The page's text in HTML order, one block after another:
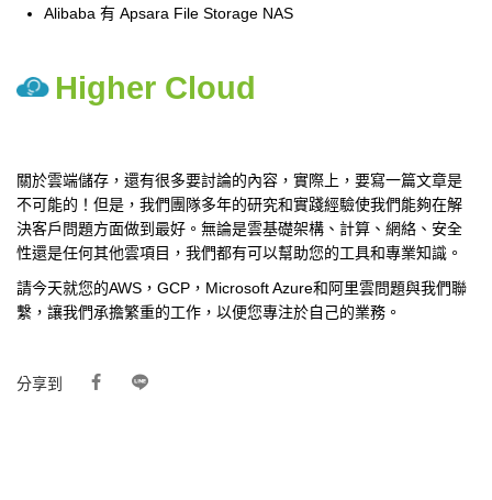
Alibaba 有 Apsara File Storage NAS
Higher Cloud
關於雲端儲存，還有很多要討論的內容，實際上，要寫一篇文章是
不可能的！但是，我們團隊多年的研究和實踐經驗使我們能夠在解
決客戶問題方面做到最好。無論是雲基礎架構、計算、網絡、安全
性還是任何其他雲項目，我們都有可以幫助您的工具和專業知識。
請今天就您的AWS，GCP，Microsoft Azure和阿里雲問題與我們聯
繫，讓我們承擔繁重的工作，以便您專注於自己的業務。
分享到